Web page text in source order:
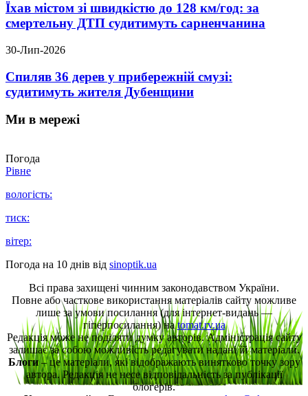
Їхав містом зі швидкістю до 128 км/год: за
смертельну ДТП судитимуть сарненчанина
30-Лип-2026
Спиляв 36 дерев у прибережній смузі:
судитимуть жителя Дубенщини
Ми в мережі
Погода
Рівне
вологість:
тиск:
вітер:
Погода на 10 днів від sinoptik.ua
Всі права захищені чинним законодавством України.
Повне або часткове використання матеріалів сайту можливе
лише за умови посилання (для інтернет-видань —
гіперпосилання) наtomat.rv.ua
Редакція може не поділяти думку авторів. Адміністрація сайту
залишає за собою можливість редагувати надані їй матеріали.
Блоги– це матеріали, які відображають винятково точку зору
автора. Редакція не несе відповідальність за публікації
блогерів.